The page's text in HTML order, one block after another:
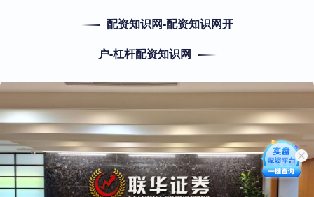
配资知识网-配资知识网开
户-杠杆配资知识网